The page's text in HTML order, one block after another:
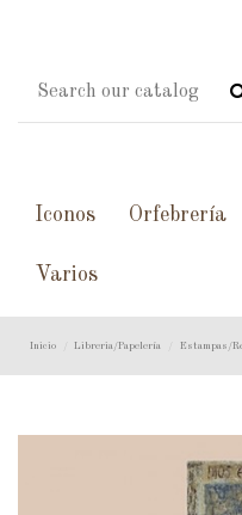
Iconos Orfebrería
Varios
Inicio Libreria/Papelería Estampas/